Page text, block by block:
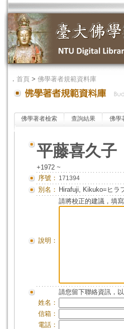
． 首頁 > 佛學著者規範資料庫
佛學著者檢索 查詢結果 佛學
平藤喜久子
+1972 ~
序號： 171394
別名： Hirafuji, Kikuko=ヒラ
說明：
請將校正的建議，填
請您留下聯絡資訊，
姓名：
信箱：
電話：